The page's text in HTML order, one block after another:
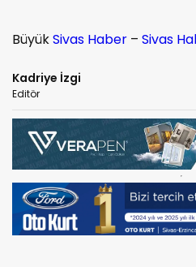
BüyükSivas Haber – Sivas
Kadriye İzgi
Editör